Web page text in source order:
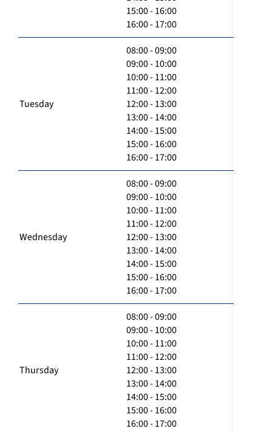
15:00 - 16:00
16:00 - 17:00
Tuesday
08:00 - 09:00
09:00 - 10:00
10:00 - 11:00
11:00 - 12:00
12:00 - 13:00
13:00 - 14:00
14:00 - 15:00
15:00 - 16:00
16:00 - 17:00
Wednesday
08:00 - 09:00
09:00 - 10:00
10:00 - 11:00
11:00 - 12:00
12:00 - 13:00
13:00 - 14:00
14:00 - 15:00
15:00 - 16:00
16:00 - 17:00
Thursday
08:00 - 09:00
09:00 - 10:00
10:00 - 11:00
11:00 - 12:00
12:00 - 13:00
13:00 - 14:00
14:00 - 15:00
15:00 - 16:00
16:00 - 17:00